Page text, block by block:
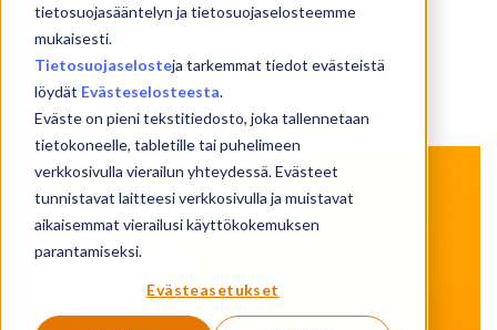
tietosuojasääntelyn ja tietosuojaselosteemme
mukaisesti.
Tietosuojaselosteja tarkemmat tiedot evästeistä
löydät Evästeselosteesta.
Eväste on pieni tekstitiedosto, joka tallennetaan
tietokoneelle, tabletille tai puhelimeen
verkkosivulla vierailun yhteydessä. Evästeet
tunnistavat laitteesi verkkosivulla ja muistavat
aikaisemmat vierailusi käyttökokemuksen
parantamiseksi.
Evästeasetukset
Tammikuun avoimet
koulutukset
POSTED ON 15.12.2020BY SAMULI KOSKINEN
15
joulu